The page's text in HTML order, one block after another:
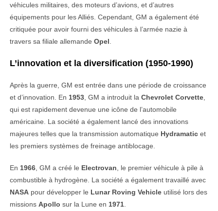
véhicules militaires, des moteurs d’avions, et d’autres
équipements pour les Alliés. Cependant, GM a également été
critiquée pour avoir fourni des véhicules à l’armée nazie à
travers sa filiale allemande Opel.
L’innovation et la diversification (1950-1990)
Après la guerre, GM est entrée dans une période de croissance
et d’innovation. En 1953, GM a introduit la Chevrolet Corvette,
qui est rapidement devenue une icône de l’automobile
américaine. La société a également lancé des innovations
majeures telles que la transmission automatique Hydramatic et
les premiers systèmes de freinage antiblocage.
En 1966, GM a créé le Electrovan, le premier véhicule à pile à
combustible à hydrogène. La société a également travaillé avec
NASA pour développer le Lunar Roving Vehicle utilisé lors des
missions Apollo sur la Lune en 1971.